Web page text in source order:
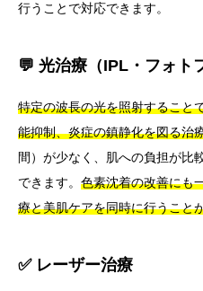
行うことで対応できます。
💬 光治療（IPL・フォト
特定の波長の光を照射すること
能抑制、炎症の鎮静化を図る治
間）が少なく、肌への負担が比
できます。 色素沈着の改善にも
療と美肌ケアを同時に行うこと
✅ レーザー治療